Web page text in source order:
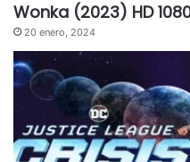
Wonka (2023) HD
20 enero, 2024